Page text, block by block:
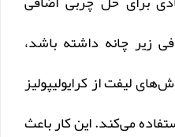
چانه داشته باشد،
لیفت از کرایولیپولیز
می‌کند. این کار باعث